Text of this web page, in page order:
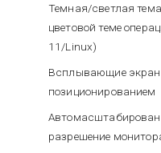
Темная/светлая
цветовой теме
11/Linux)
Всплывающие
позиционированием
разрешение